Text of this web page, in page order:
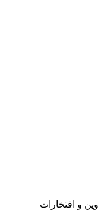
و افتخارات